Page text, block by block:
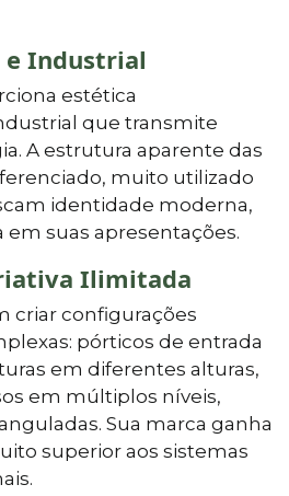
e Industrial
estética
que transmite
A estrutura aparente das
muito utilizado
identidade moderna,
suas apresentações.
Ilimitada
criar configurações
pórticos de entrada
em diferentes alturas,
em múltiplos níveis,
Sua marca ganha
superior aos sistemas